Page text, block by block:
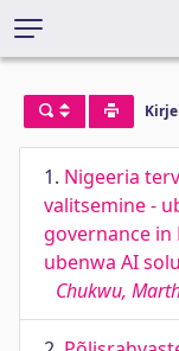
1. Nigeeria
valitsemine -
governance
ubenwa AI
Chukwu,